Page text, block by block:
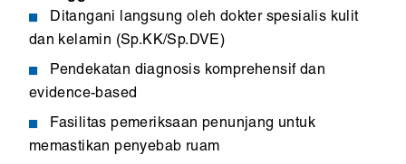
Ditangani langsung oleh dokter spesialis kulit
dan kelamin (Sp.KK/Sp.DVE)
Pendekatan diagnosis komprehensif dan
evidence-based
Fasilitas pemeriksaan penunjang untuk
memastikan penyebab ruam